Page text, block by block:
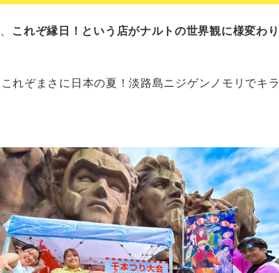
これぞ縁日！という店がナルトの世界観に様変わり
れぞまさに日本の夏！淡路島ニジゲンノモリでキラ